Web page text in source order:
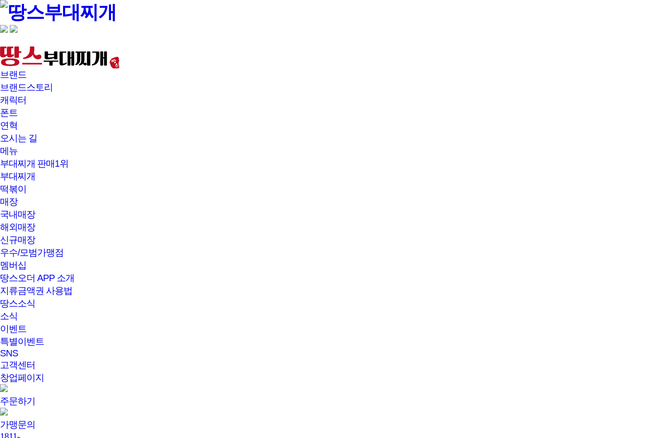
본문바로가기
브랜드
브랜드스토리
캐릭터
폰트
연혁
오시는 길
메뉴
부대찌개 판매1위
부대찌개
떡볶이
매장
국내매장
해외매장
신규매장
우수/모범가맹점
멤버십
땅스오더 APP 소개
지류금액권 사용법
땅스소식
소식
이벤트
특별이벤트
SNS
고객센터
창업페이지
주문하기
가맹문의